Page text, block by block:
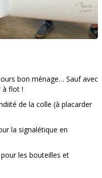
bon ménage… Sauf avec
à flot !
de la colle (à placarder
la signalétique en
les bouteilles et